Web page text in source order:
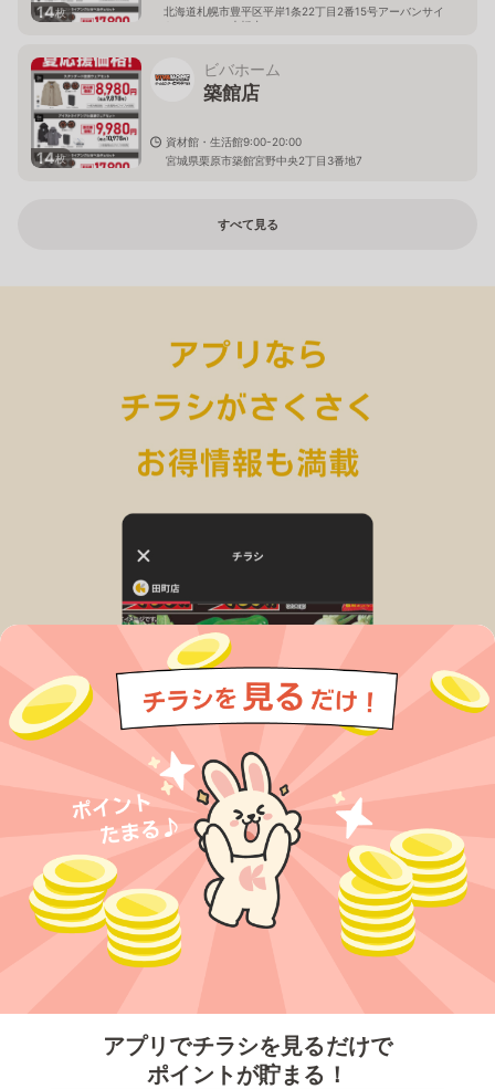
アプリでチラシを見るだけで
ポイントが貯まる！
14枚
北海道札幌市豊平区平岸1条22丁目2番15号アーバンサイ
トミュンヘン大橋内
14枚
ビバホーム
築館店
資材館・生活館9:00-20:00
宮城県栗原市築館宮野中央2丁目3番地7
すべて見る